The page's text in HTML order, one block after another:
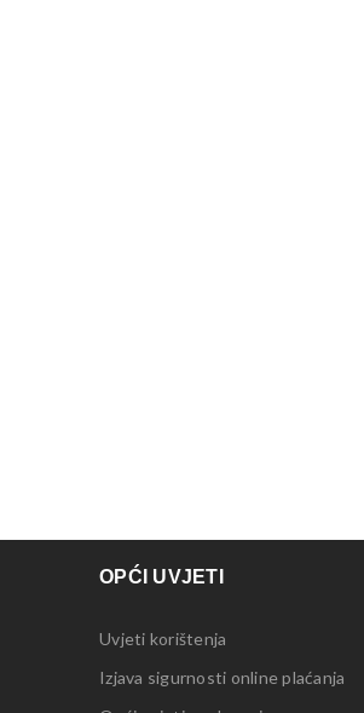
OPĆI UVJETI
Uvjeti korištenja
Izjava sigurnosti online plaćanja